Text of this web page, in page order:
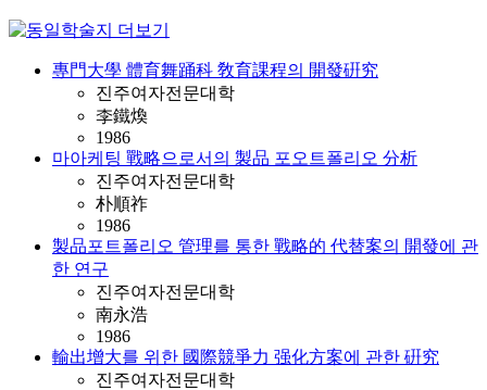
專門大學 體育舞踊科 敎育課程의 開發硏究
진주여자전문대학
李鐵煥
1986
마아케팅 戰略으로서의 製品 포오트폴리오 分析
진주여자전문대학
朴順祚
1986
製品포트폴리오 管理를 통한 戰略的 代替案의 開發에 관
한 연구
진주여자전문대학
南永浩
1986
輸出增大를 위한 國際競爭力 强化方案에 관한 硏究
진주여자전문대학